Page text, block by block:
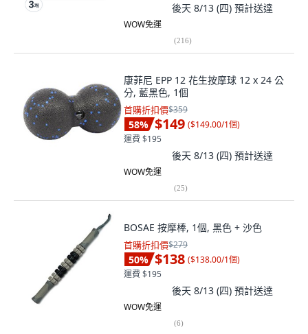
後天 8/13 (四) 預計送達
WOW免運
(216)
康菲尼 EPP 12 花生按摩球 12 x 24 公
分, 藍黑色, 1個
首購折扣價$359
58% $149 ($149.00/1個)
運費 $195
後天 8/13 (四) 預計送達
WOW免運
(25)
BOSAE 按摩棒, 1個, 黑色 + 沙色
首購折扣價$279
50% $138 ($138.00/1個)
運費 $195
後天 8/13 (四) 預計送達
WOW免運
(6)